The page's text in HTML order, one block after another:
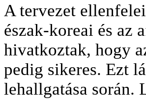
A tervezet
észak-koreai és az
hivatkoztak, hogy
pedig sikeres. Ezt
lehallgatása során.